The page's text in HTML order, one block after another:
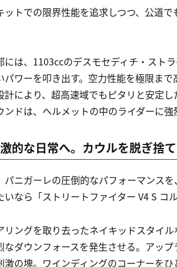
ットでの限界性能を追求しつつ、公道
には、1103ccのデスモセディチ・スト
パワーを叩き出す。空力性能を極限ま
計により、超高速域でもピタリと安定
ンドは、ヘルメットの中のライダーに
的な日常へ。カウルを脱ぎ捨
パニガーレの圧倒的なパフォーマンス
いなら「ストリートファイター V4 S コ
リングを取り去ったネイキッドスタイ
なダウンフォースを発生させる。アッ
激の塊。ワインディングのコーナーを